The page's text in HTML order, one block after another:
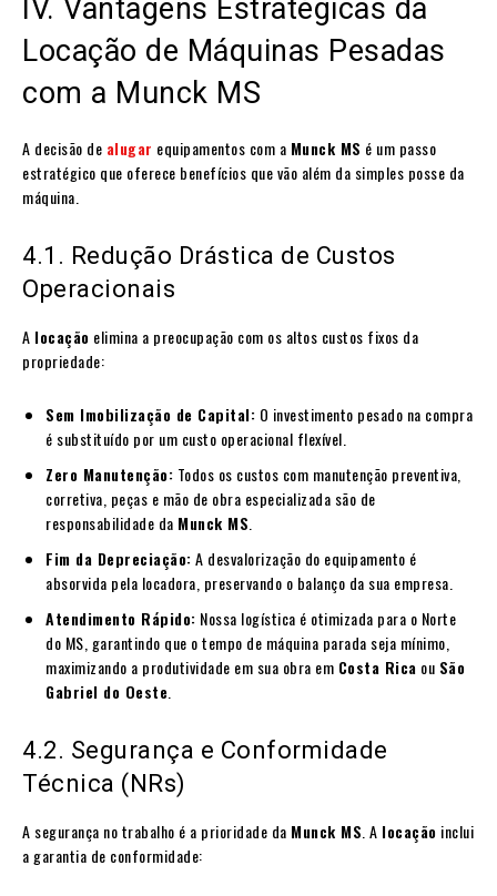
IV. Vantagens Estratégicas da
Locação de Máquinas Pesadas
com a Munck MS
A decisão de alugar equipamentos com a Munck MS é um passo
estratégico que oferece benefícios que vão além da simples posse da
máquina.
4.1. Redução Drástica de Custos
Operacionais
A locação elimina a preocupação com os altos custos fixos da
propriedade:
Sem Imobilização de Capital: O investimento pesado na compra
é substituído por um custo operacional flexível.
Zero Manutenção: Todos os custos com manutenção preventiva,
corretiva, peças e mão de obra especializada são de
responsabilidade da Munck MS.
Fim da Depreciação:A desvalorização do equipamento é
absorvida pela locadora, preservando o balanço da sua empresa.
Atendimento Rápido: Nossa logística é otimizada para o Norte
do MS, garantindo que o tempo de máquina parada seja mínimo,
maximizando a produtividade em sua obra em Costa Rica ou São
Gabriel do Oeste.
4.2. Segurança e Conformidade
Técnica (NRs)
A segurança no trabalho é a prioridade da Munck MS. A locação inclui
a garantia de conformidade: